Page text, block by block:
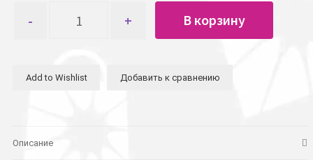
товара
фигурная10*18см
В корзину
Add to Wishlist Добавить к сравнению
Описание